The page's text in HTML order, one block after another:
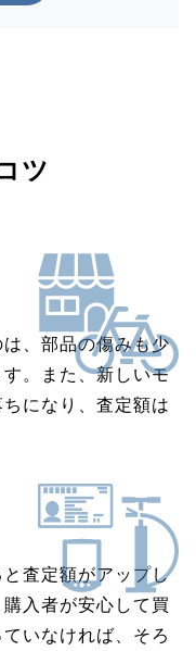
ツ
、部品の傷みも少
。また、新しいモ
になり、査定額は
査定額がアップし
入者が安心して買
いなければ、そろ